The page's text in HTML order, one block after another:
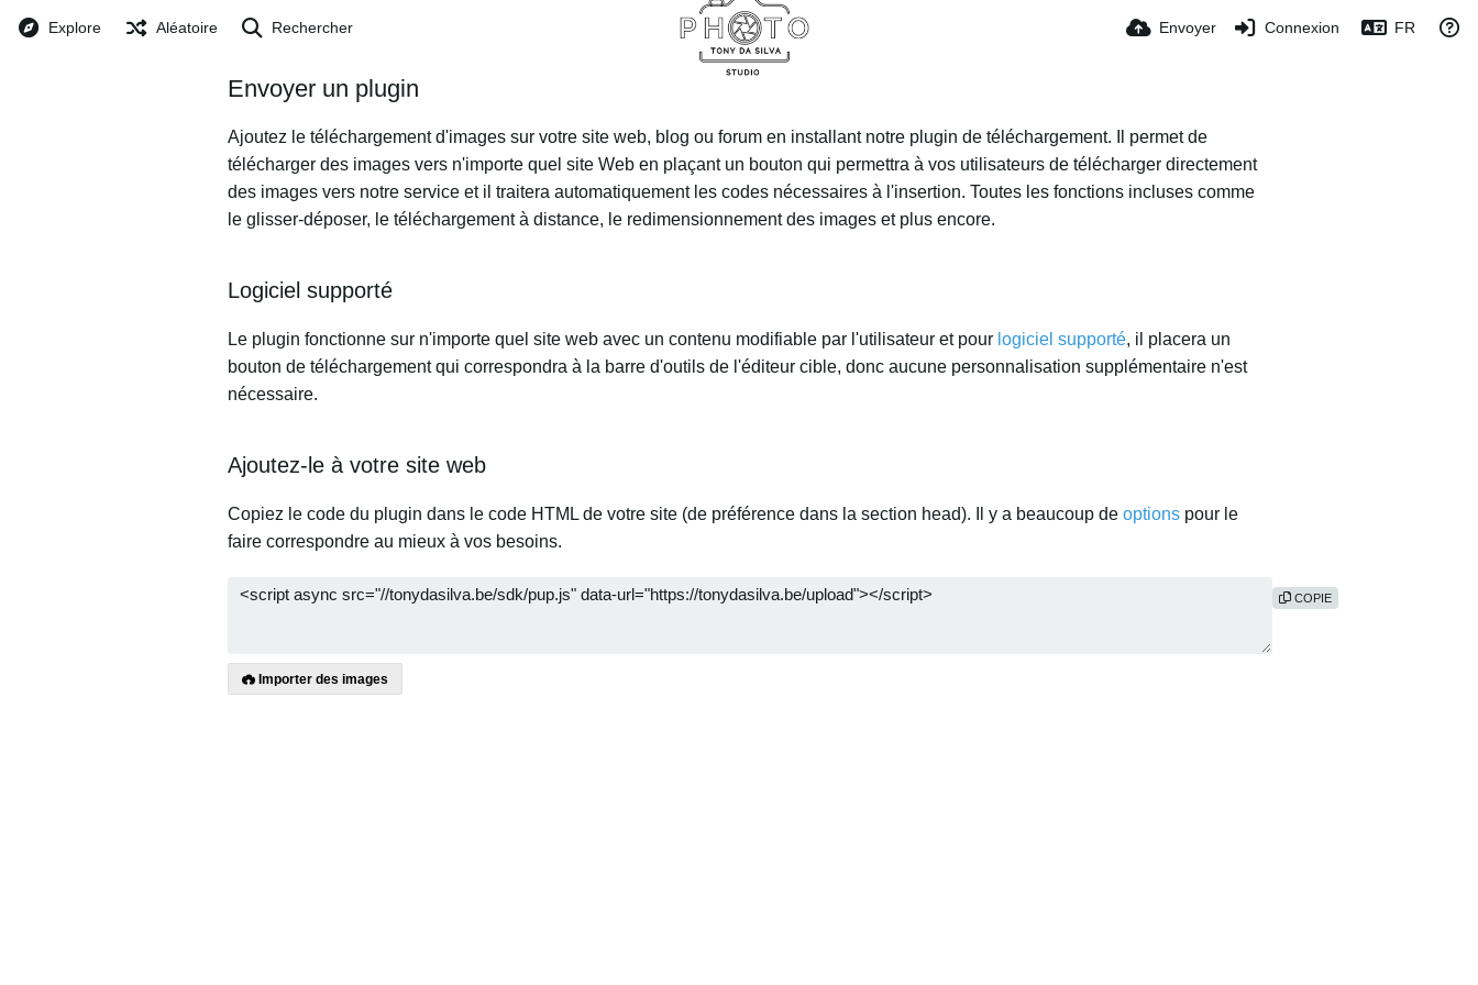
Explore Aléatoire Rechercher Envoyer Connexion FR
Envoyer un plugin
Ajoutez le téléchargement d'images sur votre site web, blog ou forum en installant notre plugin de téléchargement. Il permet de
télécharger des images vers n'importe quel site Web en plaçant un bouton qui permettra à vos utilisateurs de télécharger directement
des images vers notre service et il traitera automatiquement les codes nécessaires à l'insertion. Toutes les fonctions incluses comme
le glisser-déposer, le téléchargement à distance, le redimensionnement des images et plus encore.
Logiciel supporté
Le plugin fonctionne sur n'importe quel site web avec un contenu modifiable par l'utilisateur et pour logiciel supporté, il placera un
bouton de téléchargement qui correspondra à la barre d'outils de l'éditeur cible, donc aucune personnalisation supplémentaire n'est
nécessaire.
Ajoutez-le à votre site web
Copiez le code du plugin dans le code HTML de votre site (de préférence dans la section head). Il y a beaucoup de options pour le
faire correspondre au mieux à vos besoins.
COPIE
Importer des images